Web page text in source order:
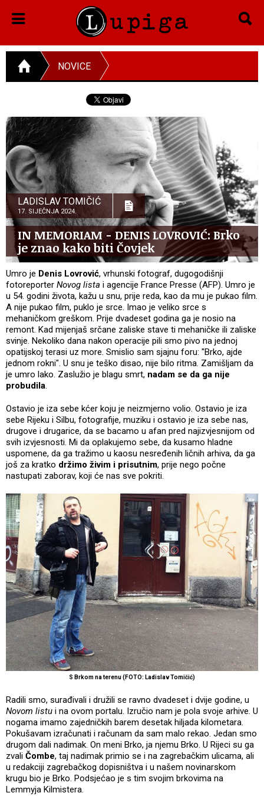
NOVICE
LADISLAV TOMIČIĆ
17. SIJEČNJA 2024.
IN MEMORIAM - DENIS LOVROVIĆ: Brko
je znao kako biti Čovjek
Umro je Denis Lovrović, vrhunski fotograf, dugogodišnji
fotoreporter Novog lista i agencije France Presse (AFP). Umro je
u 54. godini života, kažu u snu, prije reda, kao da mu je pukao film.
A nije pukao film, puklo je srce. Imao je veliko srce s
mehaničkom greškom. Prije dvadeset godina ga je nosio na
remont. Kad mijenjaš srčane zaliske stave ti mehaničke ili zaliske
svinje. Nekoliko dana nakon operacije pili smo pivo na jednoj
opatijskoj terasi uz more. Smislio sam sjajnu foru: "Brko, ajde
jednom rokni". U snu je teško disao, nije bilo ritma. Zamišljam da
je umro lako. Zaslužio je blagu smrt, nadam se da ga nije
probudila.
Ostavio je iza sebe kćer koju je neizmjerno volio. Ostavio je iza
sebe Rijeku i Silbu, fotografije, muziku i ostavio je iza sebe nas,
drugove i drugarice, da se bacamo u afan pred najizvjesnijom od
svih izvjesnosti. Mi da oplakujemo sebe, da kusamo hladne
uspomene, da ga tražimo u kaosu nesređenih ličnih arhiva, da ga
još za kratko držimo živim i prisutnim, prije nego počne
nastupati zaborav, koji će nas sve pokriti.
S Brkom na terenu (FOTO: Ladislav Tomičić)
Radili smo, surađivali i družili se ravno dvadeset i dvije godine, u
Novom listu i na ovom portalu. Izručio nam je pola svoje arhive. U
nogama imamo zajedničkih barem desetak hiljada kilometara.
Pokušavam izračunati i računam da sam malo rekao. Jedan smo
drugom dali nadimak. On meni Brko, ja njemu Brko. U Rijeci su ga
zvali Čombe, taj nadimak primio se i na zagrebačkim ulicama, ali
u redakciji zagrebačkog dopisništva i u našem novinarskom
krugu bio je Brko. Podsjećao je s tim svojim brkovima na
Lemmyja Kilmistera.